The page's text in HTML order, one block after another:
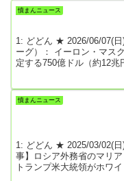
沖で船2隻が転覆し2人が
協議会」が出航判断の基
憤まんニュース
1: どどん ★ 2026/06/07(
ーグ）： イーロン・マス
定する750億ドル（約12
かにした。ロケット・衛
は、機関投資家との個別
憤まんニュース
1: どどん ★ 2025/03/02(
事】ロシア外務省のマリ
トランプ米大統領がホワ